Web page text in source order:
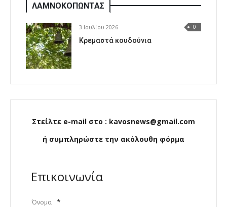
ΛΑΜΝΟΚΟΠΩΝΤΑΣ
3 Ιουλίου 2026 0
Κρεμαστά κουδούνια
Στείλτε e-mail στο : kavosnews@gmail.com
ή συμπληρώστε την ακόλουθη φόρμα
Επικοινωνία
Όνομα *